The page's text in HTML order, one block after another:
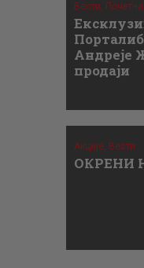
Вести,
Андреје
продаји
Акције, Вести
ОКРЕНИ